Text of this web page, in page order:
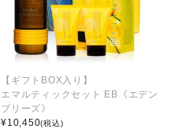
【ギフトBOX入り】
エマルティックセット EB《エデン
ブリーズ》
¥10,450(税込)